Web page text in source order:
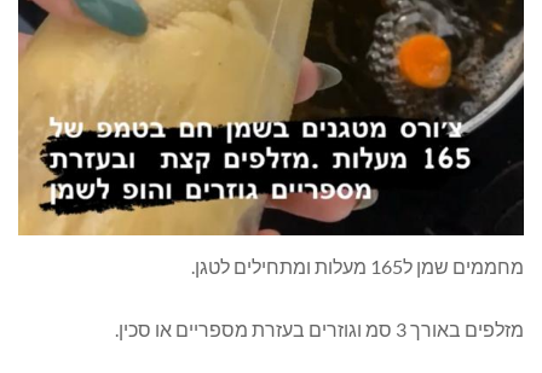
מחממים שמן ל165 מעלות ומתחילים לטגן.
מזלפים באורך 3 סמ וגוזרים בעזרת מספריים או סכין.